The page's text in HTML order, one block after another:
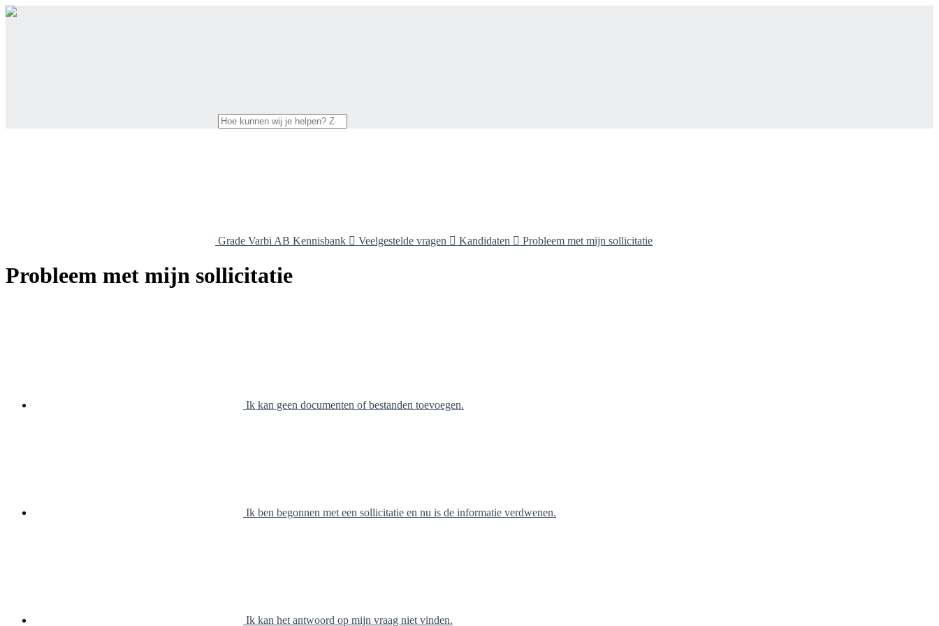
Grade Varbi AB Kennisbank  Veelgestelde vragen  Kandidaten  Probleem met mijn sollicitatie
Probleem met mijn sollicitatie
Ik kan geen documenten of bestanden toevoegen.
Ik ben begonnen met een sollicitatie en nu is de informatie verdwenen.
Ik kan het antwoord op mijn vraag niet vinden.